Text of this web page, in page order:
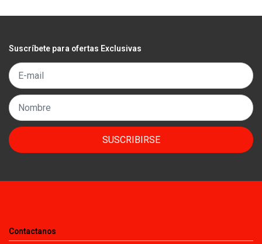
Suscríbete para ofertas Exclusivas
SUSCRIBIRSE
Contactanos